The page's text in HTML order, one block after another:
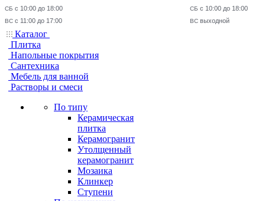
СБ с 10:00 до 18:00
ВС с 11:00 до 17:00
СБ с 10:00 до 18:00
ВС выходной
Каталог
Плитка
Напольные покрытия
Сантехника
Мебель для ванной
Растворы и смеси
По типу
Керамическая
плитка
Керамогранит
Утолщенный
керамогранит
Мозаика
Клинкер
Ступени